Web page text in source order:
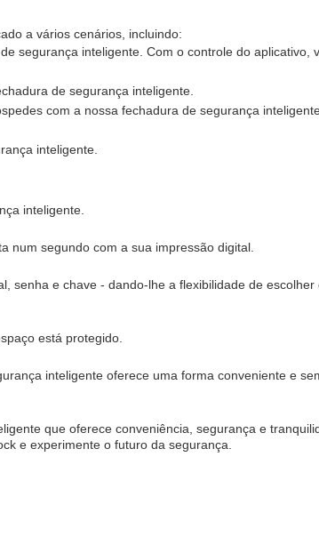
a vários cenários, incluindo:
segurança inteligente. Com o controle do aplicativo,
de segurança inteligente.
com a nossa fechadura de segurança
inteligente.
inteligente.
num segundo com a sua impressão digital.
senha e chave - dando-lhe a flexibilidade de
está protegido.
inteligente oferece uma forma conveniente e
que oferece conveniência, segurança e
e experimente o futuro da segurança.